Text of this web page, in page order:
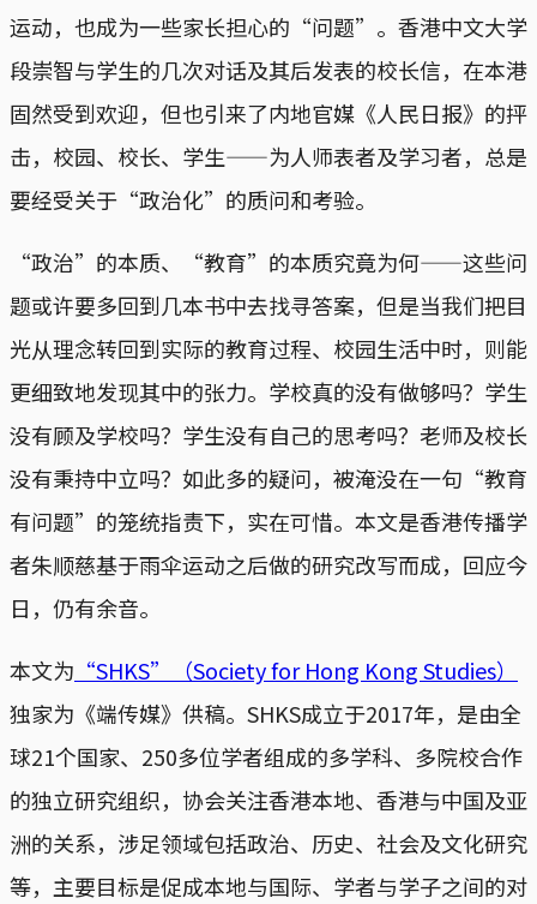
运动，也成为一些家长担心的“问题”。香港中文大学
段崇智与学生的几次对话及其后发表的校长信，在本港
固然受到欢迎，但也引来了内地官媒《人民日报》的抨
击，校园、校长、学生——为人师表者及学习者，总是
要经受关于“政治化”的质问和考验。
“政治”的本质、“教育”的本质究竟为何——这些问
题或许要多回到几本书中去找寻答案，但是当我们把目
光从理念转回到实际的教育过程、校园生活中时，则能
更细致地发现其中的张力。学校真的没有做够吗？学生
没有顾及学校吗？学生没有自己的思考吗？老师及校长
没有秉持中立吗？如此多的疑问，被淹没在一句“教育
有问题”的笼统指责下，实在可惜。本文是香港传播学
者朱顺慈基于雨伞运动之后做的研究改写而成，回应今
日，仍有余音。
本文为 “SHKS”（Society for Hong Kong Studies）
独家为《端传媒》供稿。SHKS成立于2017年，是由全
球21个国家、250多位学者组成的多学科、多院校合作
的独立研究组织，协会关注香港本地、香港与中国及亚
洲的关系，涉足领域包括政治、历史、社会及文化研究
等，主要目标是促成本地与国际、学者与学子之间的对